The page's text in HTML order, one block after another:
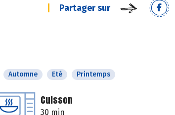
Partager sur
Automne Eté Printemps
Cuisson
30 min